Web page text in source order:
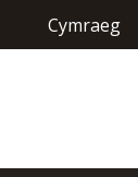
Cymraeg